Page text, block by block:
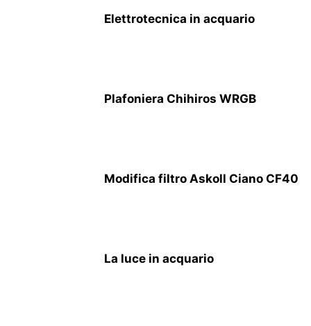
Elettrotecnica in acquario
Plafoniera Chihiros WRGB
Modifica filtro Askoll Ciano CF40
La luce in acquario